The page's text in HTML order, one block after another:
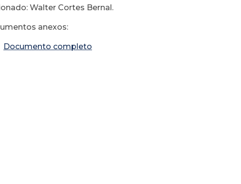
Walter Cortes Bernal.
anexos:
Documento completo